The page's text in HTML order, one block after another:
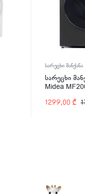
სარეცხი მანქანა
სარეცხი
Midea
1299,00 ₾